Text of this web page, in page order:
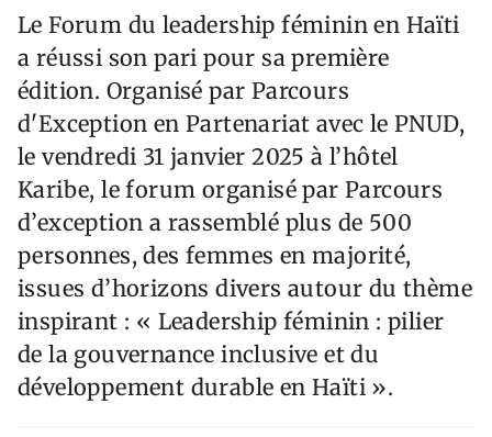
Le Forum du leadership féminin en Haïti
a réussi son pari pour sa première
édition. Organisé par Parcours
d'Exception en Partenariat avec le PNUD,
le vendredi 31 janvier 2025 à l’hôtel
Karibe, le forum organisé par Parcours
d’exception a rassemblé plus de 500
personnes, des femmes en majorité,
issues d’horizons divers autour du thème
inspirant : « Leadership féminin : pilier
de la gouvernance inclusive et du
développement durable en Haïti ».